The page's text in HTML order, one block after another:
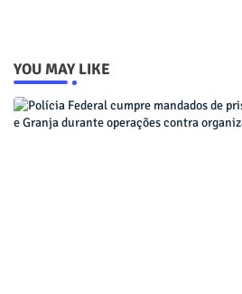
YOU MAY LIKE